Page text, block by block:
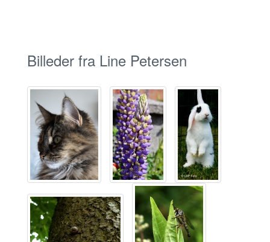
Billeder fra Line Petersen